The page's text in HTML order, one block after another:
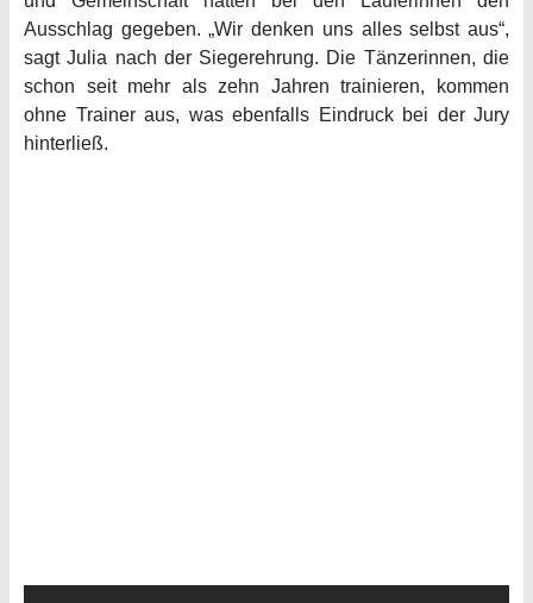
Ausschlag gegeben. „Wir denken uns alles selbst aus“,
sagt Julia nach der Siegerehrung. Die Tänzerinnen, die
schon seit mehr als zehn Jahren trainieren, kommen
ohne Trainer aus, was ebenfalls Eindruck bei der Jury
hinterließ.